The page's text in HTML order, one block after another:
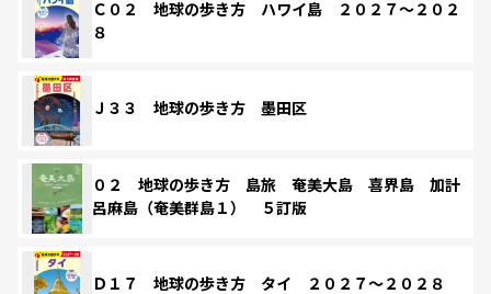
Ｃ０２ 地球の歩き方 ハワイ島 ２０２７～２０２
８
Ｊ３３ 地球の歩き方 墨田区
０２ 地球の歩き方 島旅 奄美大島 喜界島 加計
呂麻島（奄美群島１） ５訂版
Ｄ１７ 地球の歩き方 タイ ２０２７～２０２８